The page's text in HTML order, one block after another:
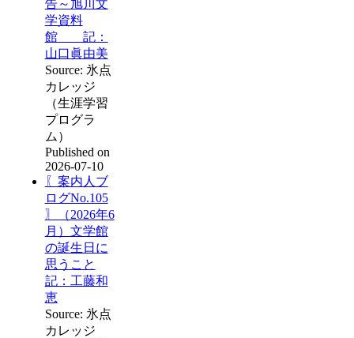
告～旭川文
学資料
館 記：
山口眞由美
Source: 氷点
カレッジ
（生涯学習
プログラ
ム）
Published on
2026-07-10
〖案内人ブ
ログNo.105
〗（2026年6
月）文学館
の誕生日に
思うこと
記：工藤和
恵
Source: 氷点
カレッジ